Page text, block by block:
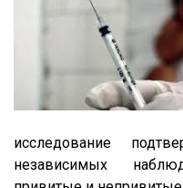
исследование
независимых